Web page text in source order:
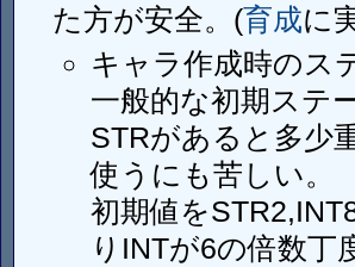
た方が安全。(育成に
キャラ作成時のス
一般的な初期ステ
STRがあると多少
使うにも苦しい。
初期値を
りINTが6の倍数丁